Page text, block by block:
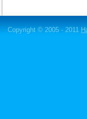
Copyright © 2005 - 2011